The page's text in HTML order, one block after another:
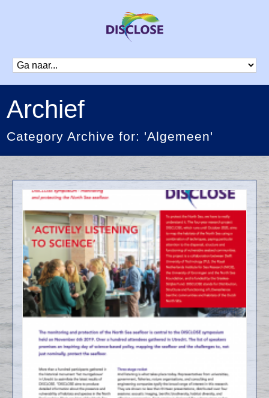
Archief
Category Archive for: 'Algemeen'